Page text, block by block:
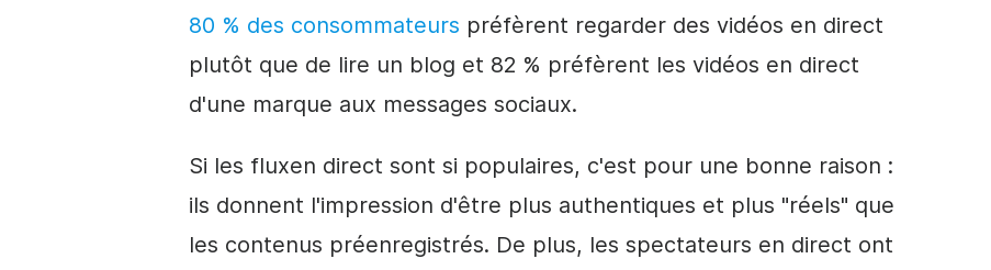
80 % des consommateurs préfèrent regarder des vidéos en direct
plutôt que de lire un blog et 82 % préfèrent les vidéos en direct
d'une marque aux messages sociaux.
Si les fluxen direct sont si populaires, c'est pour une bonne raison :
ils donnent l'impression d'être plus authentiques et plus "réels" que
les contenus préenregistrés. De plus, les spectateurs en direct ont